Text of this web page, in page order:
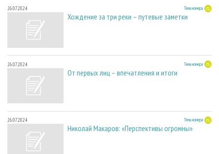
26.07.2024 Тема номера
Хождение за три реки – путевые заметки
26.07.2024 Тема номера
От первых лиц – впечатления и итоги
26.07.2024 Тема номера
Николай Макаров: «Перспективы огромны»